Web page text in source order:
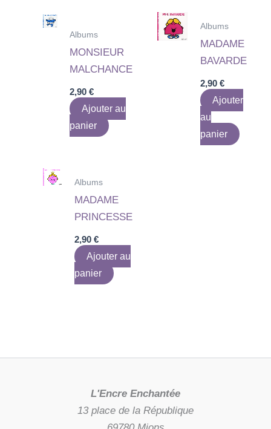
Albums
MONSIEUR
MALCHANCE
2,90€
Ajouter au
panier
Albums
MADAME
BAVARDE
2,90 €
Ajouter
au
panier
Albums
MADAME
PRINCESSE
2,90€
Ajouter au
panier
L'Encre Enchantée
13 place de la République